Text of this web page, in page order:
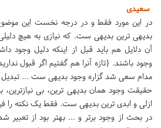
سعیدی
در این مورد فقط و در درجه نخست این
بدیهی ترین بدیهی ست. که نیازی به هیچ
آن دلایل هم باید قبل از اینکه دلیل وجود
وجود باشند. {تازه آنرا هم گفتیم اگر قبول
مدام سعی شد گزاره وجود بدیهی ست ...
حقیقت وجود همان بدیهی ترین، بی نیازترین،
ازلی و ابدی ترین بدیهی ست. فقط یک نکته را
در بحث از وجود برتر و ... بهتر بود از تعبیر